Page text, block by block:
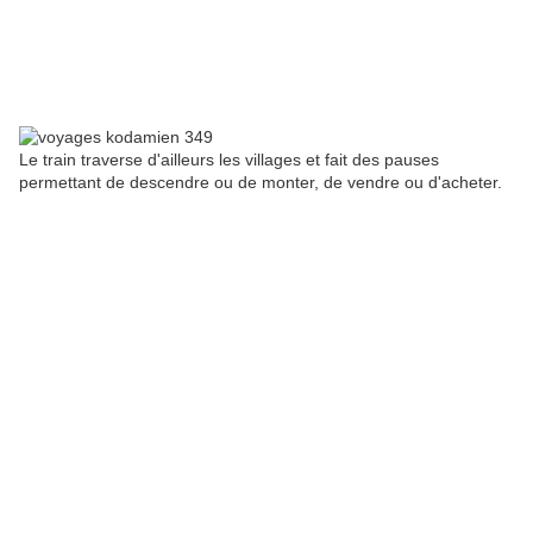
Le train traverse d'ailleurs les villages et fait des pauses
permettant de descendre ou de monter, de vendre ou d'acheter.